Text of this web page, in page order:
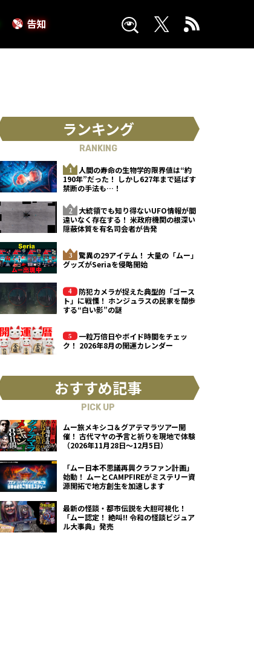
告知
ランキング
RANKING
人間の寿命の生物学的限界値は“約
190年”だった！ しかし627年まで延ばす
禁断の手法も…！
大統領でも知り得ないUFO情報が間
違いなく存在する！ 米政府機関の根深い
隠蔽体質を有名司会者が告発
驚異の29アイテム！ 大量の「ムー」
グッズがSeriaを侵略開始
防犯カメラが捉えた典型的「ゴース
ト」に戦慄！ ホンジュラスの民家を闊歩
する“白い影”の謎
一粒万倍日やボイド時間をチェッ
ク！ 2026年8月の開運カレンダー
おすすめ記事
PICK UP
ムー旅メキシコ＆グアテマラツアー開
催！ 古代マヤの予言と祈りを現地で体験
（2026年11月28日～12月5日）
「ムー日本不思議再興クラファン計画」
始動！ ムーとCAMPFIREがミステリー資
源開拓で地方創生を加速します
最新の怪談・都市伝説を大胆可視化！
「ムー認定！ 絶叫!! 令和の怪談ビジュア
ル大事典」発売